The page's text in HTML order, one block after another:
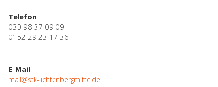
Telefon
030 98 37 09 09
0152 29 23 17 36
E-Mail
mail@stk-lichtenbergmitte.de